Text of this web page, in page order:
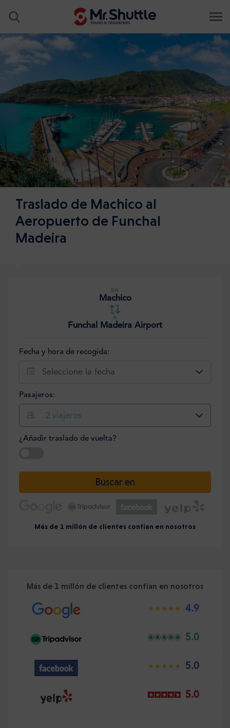
Traslado de Machico al
Aeropuerto de Funchal
Madeira
EN
Machico
A
Funchal Madeira Airport
Fecha y hora de recogida:
Seleccione la fecha
Pasajeros:
2 viajeros
¿Añadir traslado de vuelta?
Buscar en
Más de 1 millón de clientes confían en nosotros
Más de 1 millón de clientes confían en nosotros
4.9
5.0
5.0
5.0